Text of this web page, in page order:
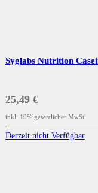
Syglabs Nutrition
25,49 €
inkl. 19% gesetzlicher MwSt.
Derzeit nicht Verfügbar